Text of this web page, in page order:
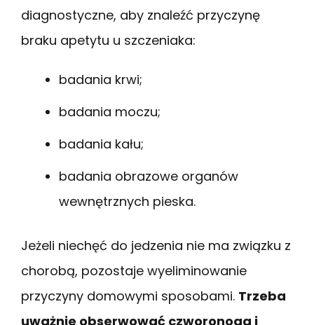
diagnostyczne, aby znaleźć przyczynę
braku apetytu u szczeniaka:
badania krwi;
badania moczu;
badania kału;
badania obrazowe organów
wewnętrznych pieska.
Jeżeli niechęć do jedzenia nie ma związku z
chorobą, pozostaje wyeliminowanie
przyczyny domowymi sposobami. Trzeba
uważnie obserwować czworonoga i